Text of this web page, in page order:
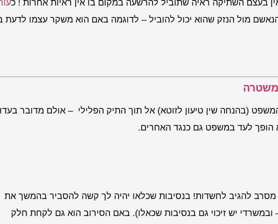
בעצם השתיקה ראיה שתוביל להרשעה במקום בו אין ראיות אחרות ! כ
מול הנזק שהוא יכול להוביל – לדוגמה באם הוא משקר עצמו לדעת
(בהנחה שין טיעון לזוטא) אל תוך התיק הפלילי – אולם מדובר
הופך לעד במשפט גם כנגד האחרים.
מסרב להגיב לחשדות! בנסיבות שכלאו יהיה לך קשה להסביר בהמשך את
יש זיכוי גם בנסיבות שכאלו). באם הסירוב הוא גם לקחת חלק